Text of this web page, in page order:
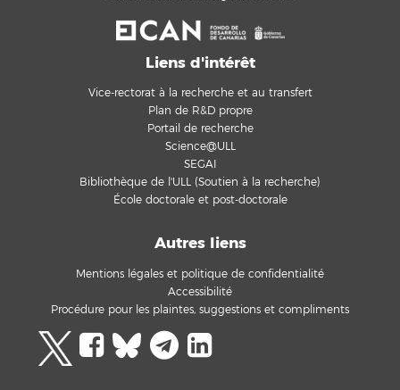
Liens d'intérêt
Vice-rectorat à la recherche et au transfert
Plan de R&D propre
Portail de recherche
Science@ULL
SEGAI
Bibliothèque de l'ULL (Soutien à la recherche)
École doctorale et post-doctorale
Autres liens
Mentions légales et politique de confidentialité
Accessibilité
Procédure pour les plaintes, suggestions et compliments